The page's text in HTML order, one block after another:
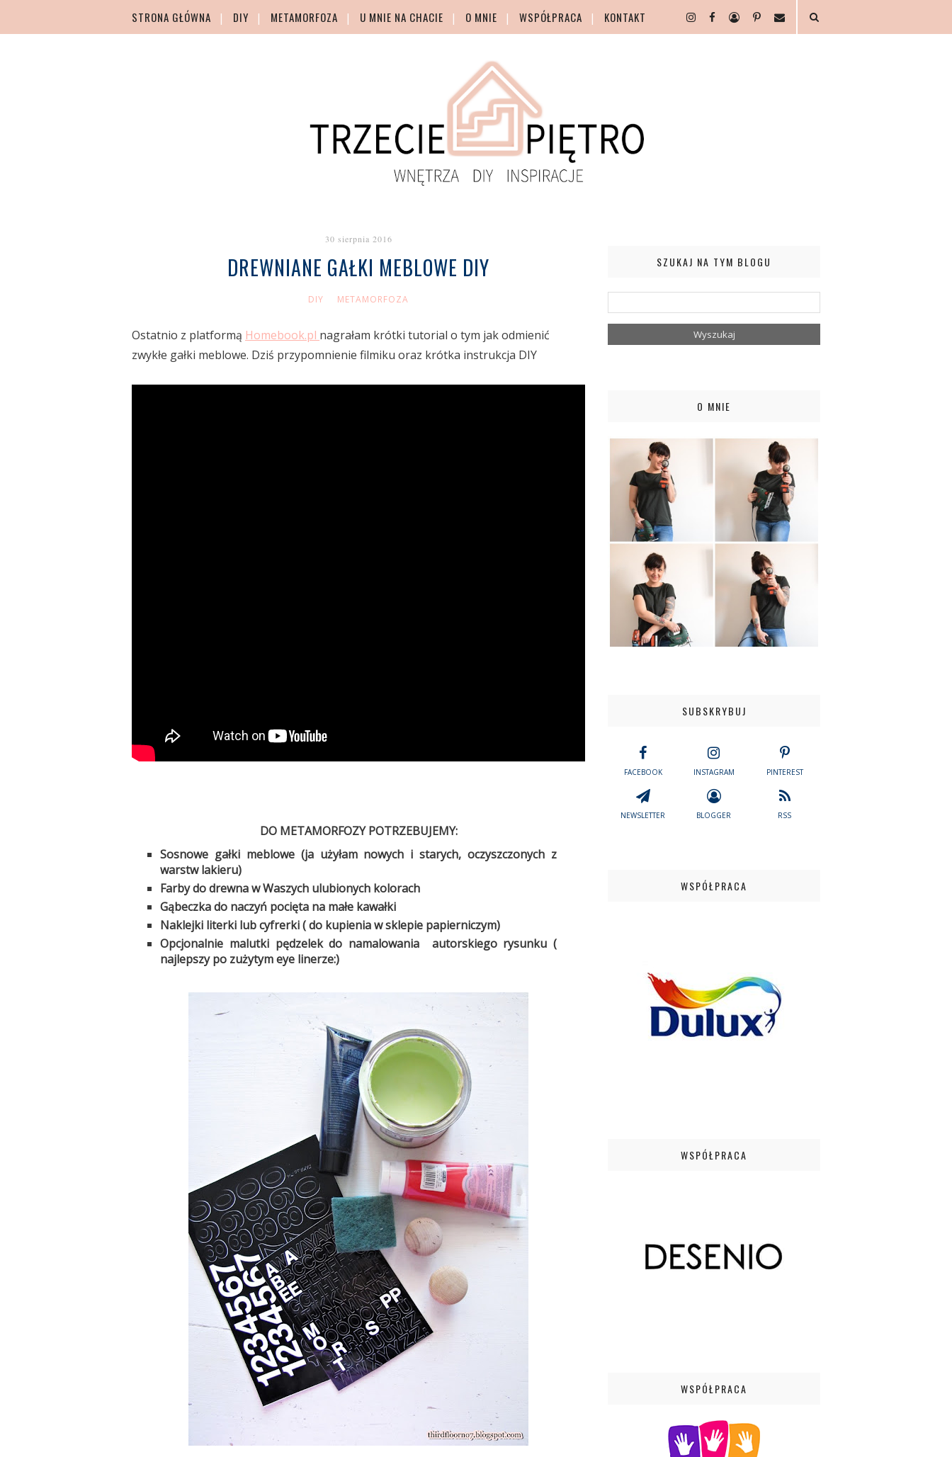
STRONA GŁÓWNA DIY METAMORFOZA U MNIE NA CHACIE O MNIE WSPÓŁPRACA KONTAKT
30 sierpnia 2016
DREWNIANE GAŁKI MEBLOWE DIY
DIY METAMORFOZA
Ostatnio z platformą Homebook.pl nagrałam krótki tutorial o tym jak odmienić
zwykłe gałki meblowe. Dziś przypomnienie filmiku oraz krótka instrukcja DIY
DO METAMORFOZY POTRZEBUJEMY:
Sosnowe gałki meblowe (ja użyłam nowych i starych, oczyszczonych z
warstw lakieru)
Farby do drewna w Waszych ulubionych kolorach
Gąbeczka do naczyń pocięta na małe kawałki
Naklejki literki lub cyfrerki ( do kupienia w sklepie papierniczym)
Opcjonalnie malutki pędzelek do namalowania autorskiego rysunku (
najlepszy po zużytym eye linerze:)
SZUKAJ NA TYM BLOGU
O MNIE
SUBSKRYBUJ
FACEBOOK INSTAGRAM PINTEREST
NEWSLETTER BLOGGER RSS
WSPÓŁPRACA
WSPÓŁPRACA
WSPÓŁPRACA